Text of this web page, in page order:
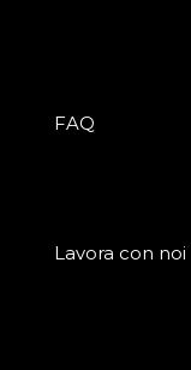
FAQ
Lavora con noi